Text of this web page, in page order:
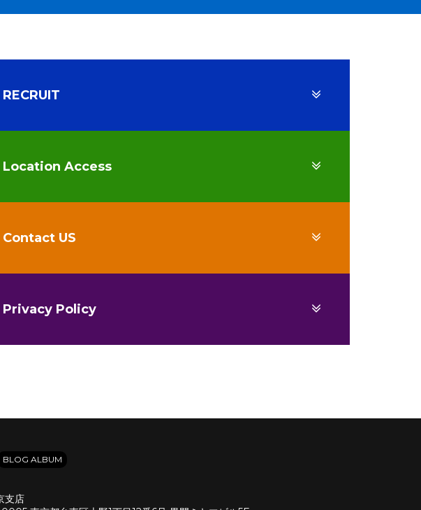
RECRUIT
Location Access
Contact US
Privacy Policy
BLOG ALBUM
支店